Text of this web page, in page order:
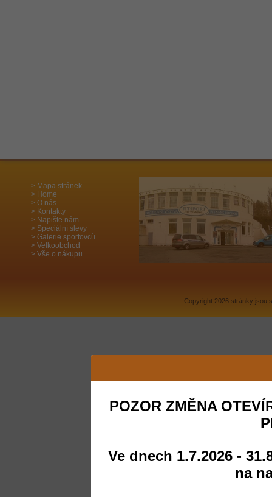
Mapa stránek
Home
O nás
Kontakty
Napište nám
Speciální slevy
Galerie sportovců
Velkoobchod
Vše o nákupu
POZOR ZMĚNA
Ve dnech 1.7.2026 -
na
Copyright 2026 stránky jsou